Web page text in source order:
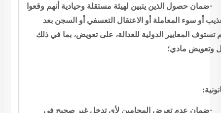
ضمان حصول الذين يتبين لهيئة مستقلة وحيادية أنهم وقعوا
أو سوء المعاملة أو الاعتقال التعسفي أو السجن بعد
تستوف المعايير الدولية للعدالة، على تعويض، بما في ذلك
وتعويض مادي؛
:
ضمان عدم تعرض المحامين لأي تدخل غير صحيح في